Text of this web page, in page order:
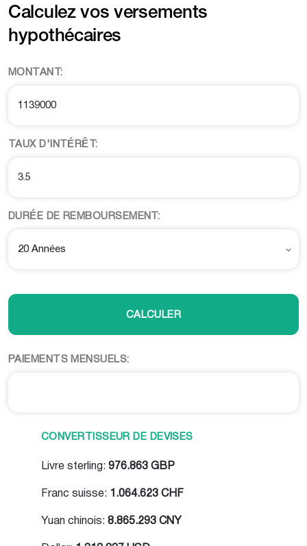
Calculez vos versements
hypothécaires
MONTANT:
TAUX D'INTÉRÊT:
DURÉE DE REMBOURSEMENT:
20 Années
CALCULER
PAIEMENTS MENSUELS:
CONVERTISSEUR DE DEVISES
Livre sterling: 976.863 GBP
Franc suisse: 1.064.623 CHF
Yuan chinois: 8.865.293 CNY